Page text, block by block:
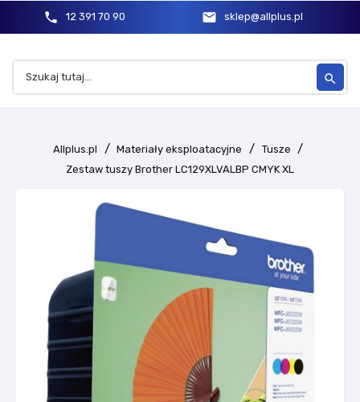
phone 12 391 70 90 mail sklep@allplus.pl
search
Allplus.pl Materiały eksploatacyjne
Tusze
Zestaw tuszy Brother LC129XLVALBP CMYK XL